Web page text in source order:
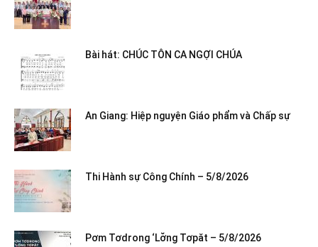
Bài hát: CHÚC TÔN CA NGỢI CHÚA
An Giang: Hiệp nguyện Giáo phẩm và Chấp sự
Thi Hành sự Công Chính – 5/8/2026
Pơm Tơdrong ‘Lơ̆ng Tơpăt – 5/8/2026